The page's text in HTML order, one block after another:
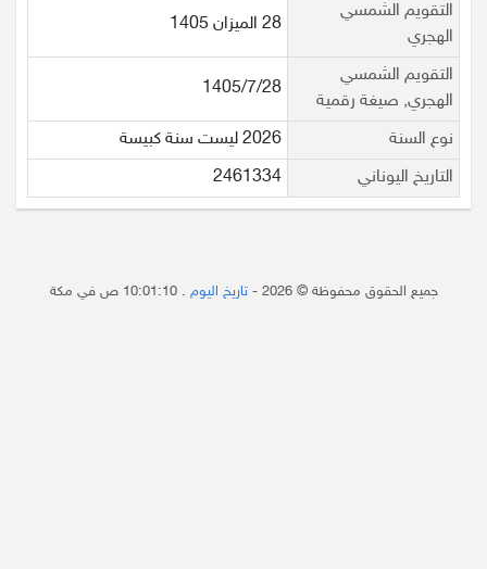
التقويم الشمسي
الهجري
28 الميزان 1405
التقويم الشمسي
الهجري, صيغة رقمية
1405/7/28
نوع السنة
2026 ليست سنة كبيسة
التاريخ اليوناني
2461334
جميع الحقوق محفوظة © 2026 - تاريخ اليوم .10:01:10 ص في مكة